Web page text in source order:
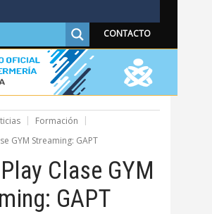
CONTACTO
Formación
GYM Streaming: GAPT
Clase GYM
GAPT